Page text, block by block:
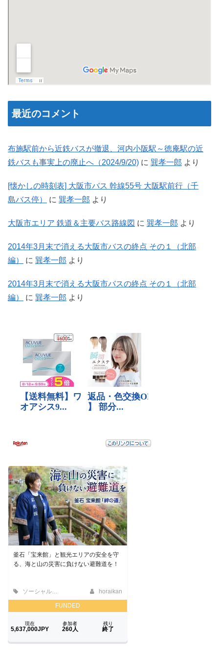
最近のコメント
布施駅前から近鉄バスが撤退、河内小阪駅～徳庵駅の近
鉄バスも事実上の廃止へ（2024/9/20) に 巽孝一郎 より
[懐かしの時刻表] 大阪市バス 幹線55号 大阪駅前行（千
島バス停）
に 巽孝一郎 より
大阪市エリア 鉄道＆主要バス路線図 に 巽孝一郎 より
2014年3月末で消える大阪市バスの終点 その１（北部
編）
に 巽孝一郎 より
2014年3月末で消える大阪市バスの終点 その１（北部
編）
に 巽孝一郎 より